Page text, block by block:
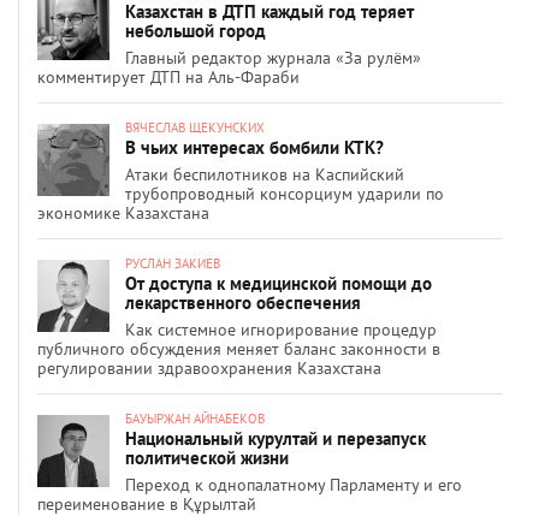
Казахстан в ДТП каждый год теряет
небольшой город
Главный редактор журнала «За рулём»
комментирует ДТП на Аль-Фараби
ВЯЧЕСЛАВ ЩЕКУНСКИХ
В чьих интересах бомбили КТК?
Атаки беспилотников на Каспийский
трубопроводный консорциум ударили по
экономике Казахстана
РУСЛАН ЗАКИЕВ
От доступа к медицинской помощи до
лекарственного обеспечения
Как системное игнорирование процедур
публичного обсуждения меняет баланс законности в
регулировании здравоохранения Казахстана
БАУЫРЖАН АЙНАБЕКОВ
Национальный курултай и перезапуск
политической жизни
Переход к однопалатному Парламенту и его
переименование в Құрылтай